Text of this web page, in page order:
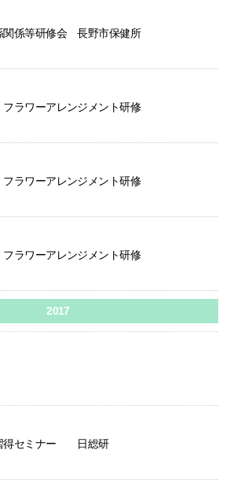
関係等研修会 長野市保健所
ラワーアレンジメント研修
ラワーアレンジメント研修
ラワーアレンジメント研修
2017
得セミナー 日総研